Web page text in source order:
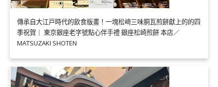
傳承自大江戸時代的飲食版畫！一塊松﨑三味胴瓦煎餅獻上的的四
季祝賀｜ 東京銀座老字號點心伴手禮 銀座松崎煎餅 本店／
MATSUZAKI SHOTEN